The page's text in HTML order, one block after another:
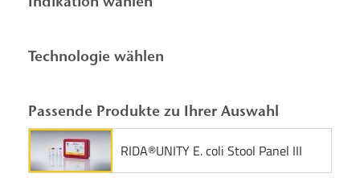
Technologie wählen
Passende Produkte zu Ihrer Auswahl
RIDA®UNITY E. coli Stool Panel III